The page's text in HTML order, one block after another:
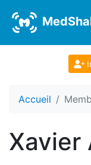
Accueil
Xavier